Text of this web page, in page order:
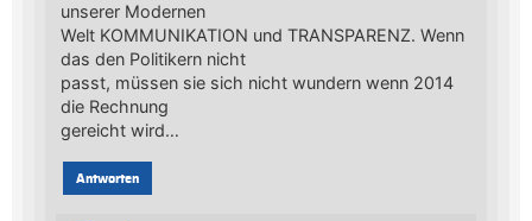
unserer Modernen
Welt KOMMUNIKATION und TRANSPARENZ. Wenn
das den Politikern nicht
passt, müssen sie sich nicht wundern wenn 2014
die Rechnung
gereicht wird…
Antworten